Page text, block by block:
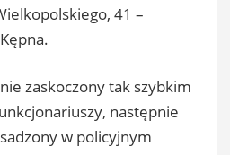
41 –
zaskoczony tak szybkim
następnie
w policyjnym